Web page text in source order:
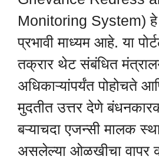
Monitoring System)
प्रभावी माध्यम आहे. या
तक्रार थेट संबंधित
अधिकाऱ्यांपर्यंत पोहोचते
मुदतीत उत्तर देणे
बऱ्याचदा एजन्सी मालक
असलेल्या ओळखीचा वापर